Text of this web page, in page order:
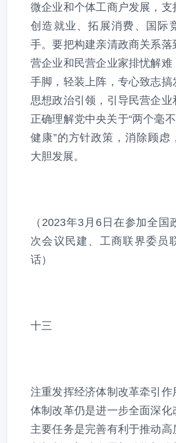
微企业和个体工商户发展，支
创造就业、拓展消费、国际
手。要把构建亲清政商关系落
营企业和民营企业家排忧解难
手脚，轻装上阵，专心致志搞
思想政治引领，引导民营企业
正确理解党中央关于“两个毫
健康”的方针政策，消除顾虑
大胆发展。
（2023年3月6日在参加全国
次会议民建、工商联界委员
话）
十三
注重发挥经济体制改革牵引作
体制改革仍是进一步全面深化
主要任务是完善有利于推动高